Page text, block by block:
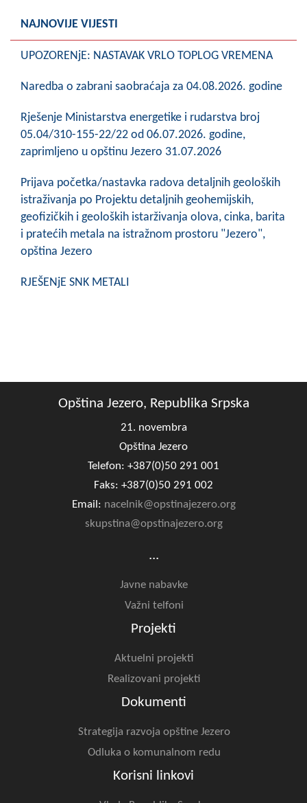
Turizam
KONTAKT
NAJNOVIJE VIJESTI
UPOZORENjE: NASTAVAK VRLO TOPLOG VREMENA
Naredba o zabrani saobraćaja za 04.08.2026. godine
Rješenje Ministarstva energetike i rudarstva broj
05.04/310-155-22/22 od 06.07.2026. godine,
zaprimljeno u opštinu Jezero 31.07.2026
Prijava početka/nastavka radova detaljnih geoloških
istraživanja po Projektu detaljnih geohemijskih,
geofizičkih i geoloških istarživanja olova, cinka, barita
i pratećih metala na istražnom prostoru "Jezero",
opština Jezero
RJEŠENjE SNK METALI
Opština Jezero, Republika Srpska
21. novembra
Opština Jezero
Telefon: +387(0)50 291 001
Faks: +387(0)50 291 002
Email: nacelnik@opstinajezero.org
skupstina@opstinajezero.org
...
Javne nabavke
Važni telfoni
Projekti
Aktuelni projekti
Realizovani projekti
Dokumenti
Strategija razvoja opštine Jezero
Odluka o komunalnom redu
Korisni linkovi